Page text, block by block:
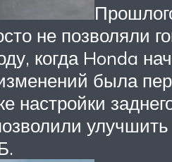
не позволяли
когда Honda
была
настройки